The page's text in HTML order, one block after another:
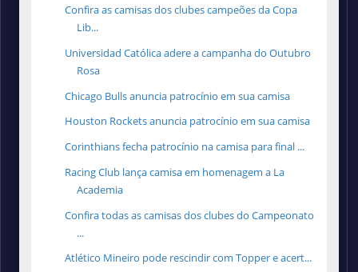
Confira as camisas dos clubes campeões da Copa
Lib...
Universidad Católica adere a campanha do Outubro
Rosa
Chicago Bulls anuncia patrocínio em sua camisa
Houston Rockets anuncia patrocínio em sua camisa
Corinthians fecha patrocínio na camisa para final ...
Racing Club lança camisa em homenagem a La
Academia
Confira todas as camisas dos clubes do Campeonato
...
Atlético Mineiro pode rescindir com Topper e acert...